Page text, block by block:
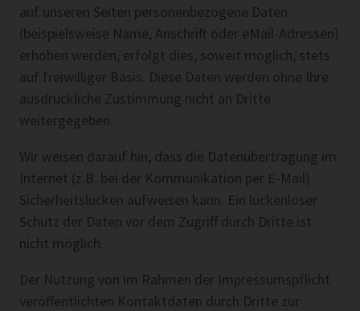
auf unseren Seiten personenbezogene Daten
(beispielsweise Name, Anschrift oder eMail-Adressen)
erhoben werden, erfolgt dies, soweit möglich, stets
auf freiwilliger Basis. Diese Daten werden ohne Ihre
ausdrückliche Zustimmung nicht an Dritte
weitergegeben.
Wir weisen darauf hin, dass die Datenübertragung im
Internet (z.B. bei der Kommunikation per E-Mail)
Sicherheitslücken aufweisen kann. Ein lückenloser
Schutz der Daten vor dem Zugriff durch Dritte ist
nicht möglich.
Der Nutzung von im Rahmen der Impressumspflicht
veröffentlichten Kontaktdaten durch Dritte zur